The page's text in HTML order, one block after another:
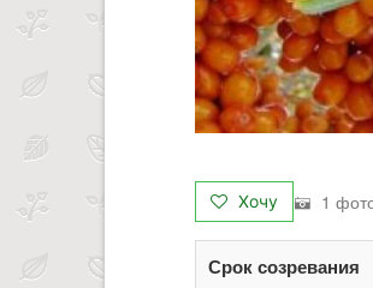
Хочу 1
Срок созревания